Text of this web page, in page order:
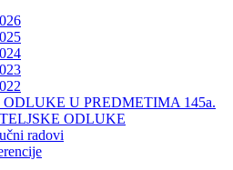
U PREDMETIMA 145a.
ODLUKE
radovi